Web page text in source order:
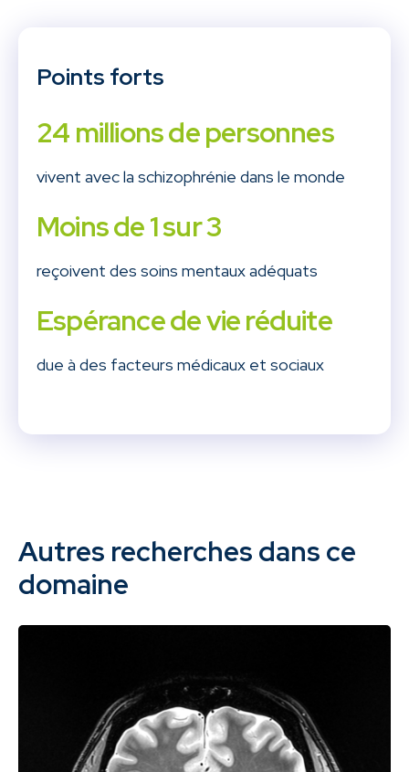
Points forts
24 millions de personnes
vivent avec la schizophrénie dans le monde
Moins de 1 sur 3
reçoivent des soins mentaux adéquats
Espérance de vie réduite
due à des facteurs médicaux et sociaux
Autres recherches dans ce
domaine